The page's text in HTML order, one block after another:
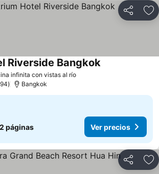
Compartir
infinita con vistas al río
Riverside Bangkok
Bangkok
páginas Ver precios
Compartir